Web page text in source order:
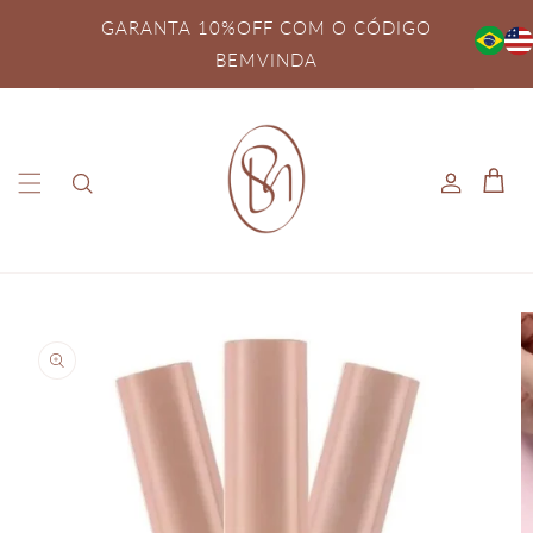
GARANTA 10%OFF COM O CÓDIGO
BEMVINDA
Fazer
login
do produto